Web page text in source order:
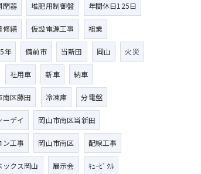
閉器 堆肥用制御盤 年間休日125日
修繕 仮設電源工事 祖業
年 備前市 当新田 岡山 火災
社用車 新車 納車
南区藤田 冷凍庫 分電盤
ーデイ 岡山市南区当新田
ン工事 岡山市南区 配線工事
ックス岡山 展示会 ｷｭｰﾋﾞｸﾙ